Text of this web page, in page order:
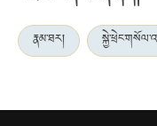
རྣམ་ཐར།